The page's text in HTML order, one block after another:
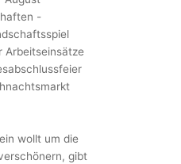
-
Arbeitseinsätze
wollt um die
gibt